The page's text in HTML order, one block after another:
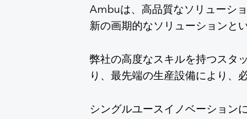
Ambuは、高品質なソリューシ
新の画期的なソリューションと
弊社の高度なスキルを持つスタ
り、最先端の生産設備により、
シングルユースイノベーション